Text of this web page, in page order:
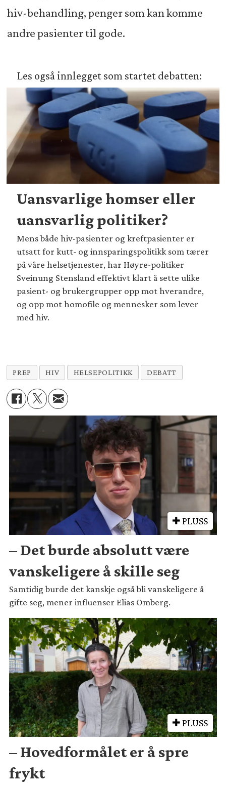
hiv-behandling, penger som kan komme
andre pasienter til gode.
Les også innlegget som startet debatten:
Uansvarlige homser eller
uansvarlig politiker?
Mens både hiv-pasienter og kreftpasienter er
utsatt for kutt- og innsparingspolitikk som tærer
på våre helsetjenester, har Høyre-politiker
Sveinung Stensland effektivt klart å sette ulike
pasient- og brukergrupper opp mot hverandre,
og opp mot homofile og mennesker som lever
med hiv.
PREP HIV HELSEPOLITIKK DEBATT
PLUSS
– Det burde absolutt være
vanskeligere å skille seg
Samtidig burde det kanskje også bli vanskeligere å
gifte seg, mener influenser Elias Omberg.
PLUSS
– Hovedformålet er å spre
frykt